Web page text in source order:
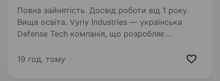
Повна зайнятість. Досвід роботи від 1 року.
Вища освіта. Vyriy Industries — українська
Defense Tech компанія, що розробляє
роботи в реальних бойових умовах для понад
19 год. тому